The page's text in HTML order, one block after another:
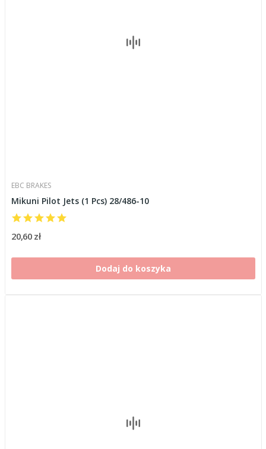
EBC BRAKES
Mikuni Pilot Jets (1 Pcs) 28/486-10
20,60 zł
Dodaj do koszyka